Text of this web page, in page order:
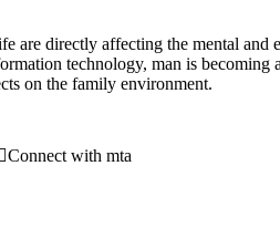
are directly affecting the mental and
technology, man is becoming
on the family environment.
Connect with mta